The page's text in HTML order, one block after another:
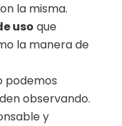
la misma.
uso que
la manera de
podemos
observando.
y